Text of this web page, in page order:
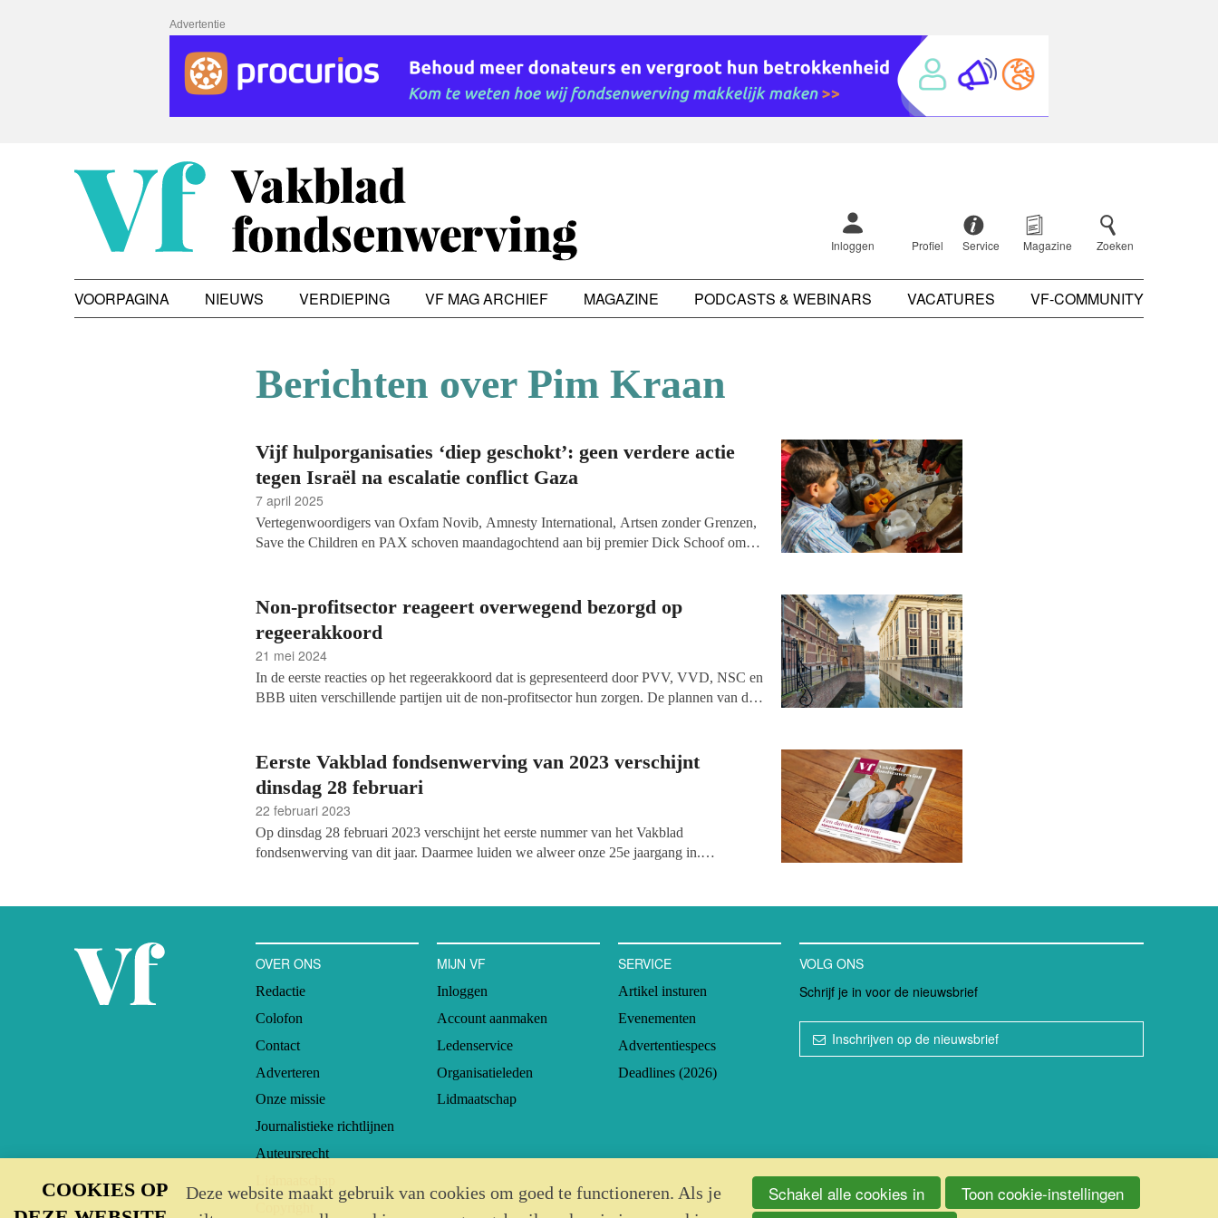
Advertentie
Inloggen Profiel Service Magazine Zoeken
VOORPAGINA NIEUWS VERDIEPING VF MAG ARCHIEF MAGAZINE PODCASTS & WEBINARS VACATURES VF-COMMUNITY
Berichten over Pim Kraan
Vijf hulporganisaties ‘diep geschokt’: geen verdere actie
tegen Israël na escalatie conflict Gaza
7 april 2025
Vertegenwoordigers van Oxfam Novib, Amnesty International, Artsen zonder Grenzen,
Save the Children en PAX schoven maandagochtend aan bij premier Dick Schoof om te
escalerende geweld tegen Palestijnen in Gaza, maar het kabinet Schoof past haar
standpunt niet aan.
Non-profitsector reageert overwegend bezorgd op
regeerakkoord
21 mei 2024
In de eerste reacties op het regeerakkoord dat is gepresenteerd door PVV, VVD, NSC en
BBB uiten verschillende partijen uit de non-profitsector hun zorgen. De plannen van de
Eerste Vakblad fondsenwerving van 2023 verschijnt
dinsdag 28 februari
22 februari 2023
Op dinsdag 28 februari 2023 verschijnt het eerste nummer van het Vakblad
fondsenwerving van dit jaar. Daarmee luiden we alweer onze 25e jaargang in.
cultuursector, de (bergen) post van goede doelen en nog veel meer.
OVER ONS
Redactie
Colofon
Contact
Adverteren
Onze missie
Journalistieke richtlijnen
Auteursrecht
MIJN VF
Inloggen
Account aanmaken
Ledenservice
Organisatieleden
Lidmaatschap
SERVICE
Artikel insturen
Evenementen
Advertentiespecs
Deadlines (2026)
VOLG ONS
Schrijf je in voor de nieuwsbrief
Inschrijven op de nieuwsbrief
COOKIES OP
Deze website maakt gebruik van cookies om goed te functioneren. Als je
Schakel alle cookies in
Toon cookie-instellingen